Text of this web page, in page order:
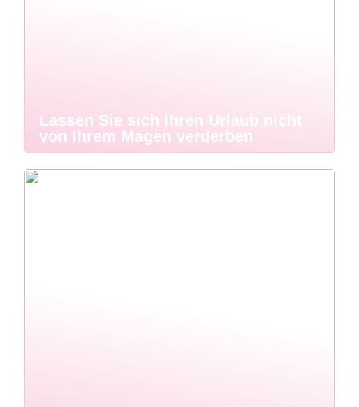
Lassen Sie sich Ihren Urlaub nicht
von Ihrem Magen verderben